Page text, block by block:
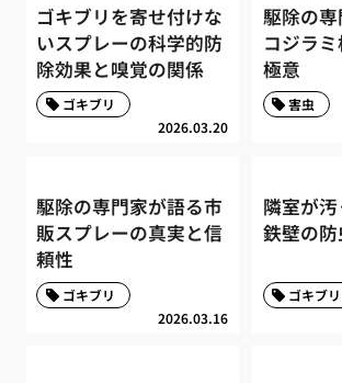
ゴキブリを寄せ付けな
いスプレーの科学的防
除効果と嗅覚の関係
2026.03.20
ゴキブリ
駆除の
コジラ
極意
害虫
駆除の専門家が語る市
販スプレーの真実と信
頼性
2026.03.16
ゴキブリ
隣室が
鉄壁の
ゴキブリ